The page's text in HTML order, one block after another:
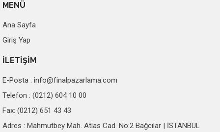
MENÜ
Ana Sayfa
Giriş Yap
İLETİŞİM
E-Posta : info@finalpazarlama.com
Telefon : (0212) 604 10 00
Fax: (0212) 651 43 43
Adres : Mahmutbey Mah. Atlas Cad. No:2 Bağcılar | İSTANBUL